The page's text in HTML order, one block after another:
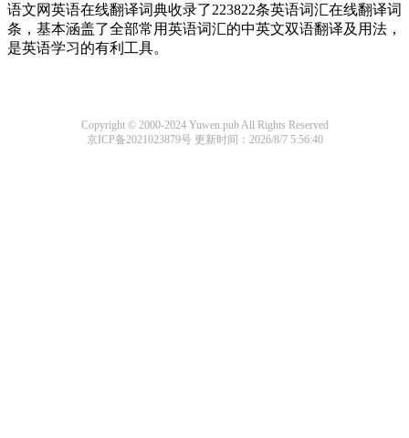
语文网英语在线翻译词典收录了223822条英语词汇在线翻译词
条，基本涵盖了全部常用英语词汇的中英文双语翻译及用法，
是英语学习的有利工具。
Copyright © 2000-2024 Yuwen.pub All Rights Reserved
京ICP备2021023879号更新时间：2026/8/7 5:56:40